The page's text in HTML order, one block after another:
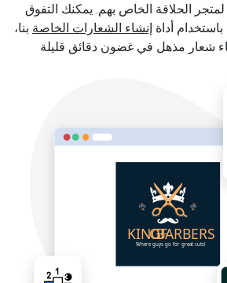
الحلاقة الخاص بهم. يمكنك التفوق
أداة إنشاء الشعارات الخاصة بنا،
شعار مذهل في غضون دقائق قليلة